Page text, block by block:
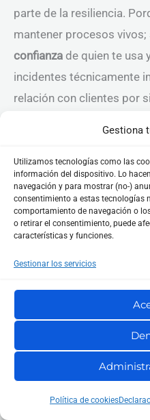
Gestiona
Utilizamos tecnologías como las
información del dispositivo. Lo
navegación y para mostrar (no-)
consentimiento a estas tecnologías
comportamiento de navegación o
o retirar el consentimiento, puede
características y funciones.
Gestionar los servicios
Política de cookies
parte de la resiliencia.
mantener procesos
confianza de quien te usa
incidentes técnicamente
relación con clientes por
su pedido está a salvo y
en 12 minutos” a un
verse afectadas” que no
Al final, la resiliencia es
la tecnología:
recuperarse solo y
negar la entropía. La hay
como para que el usuario
sistema afronta su peor
ese día la nube deja
para convertirse en
única métrica que merece